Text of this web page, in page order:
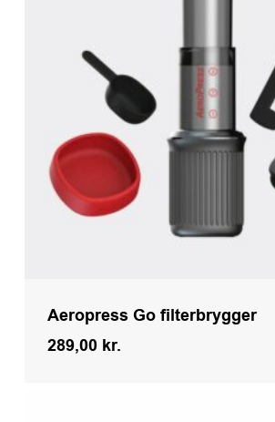
Aeropress Go filterbrygger
289,00 kr.